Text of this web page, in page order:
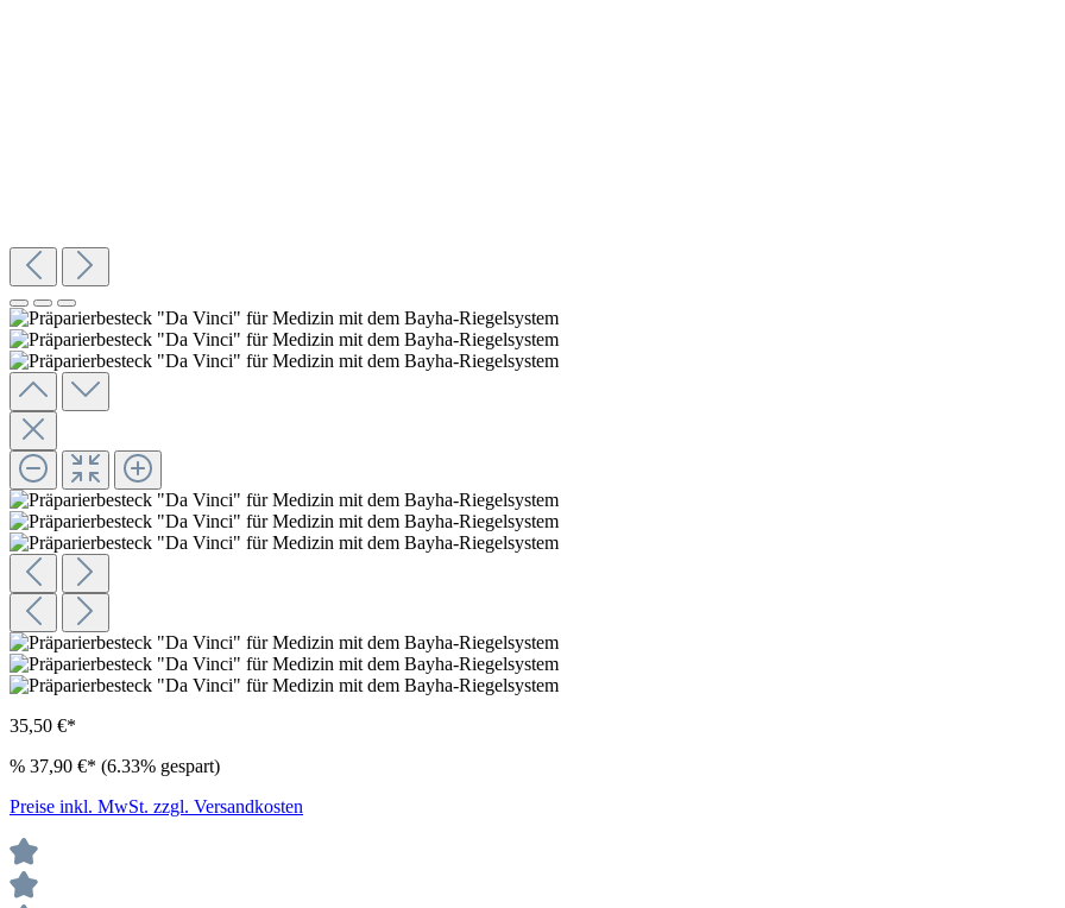
35,50 €*
% 37,90 €* (6.33% gespart)
Preise inkl. MwSt. zzgl. Versandkosten